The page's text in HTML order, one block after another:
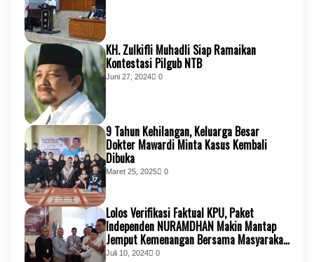
KH. Zulkifli Muhadli Siap Ramaikan
Kontestasi Pilgub NTB
Juni 27, 2024 0
9 Tahun Kehilangan, Keluarga Besar
Dokter Mawardi Minta Kasus Kembali
Dibuka
Maret 25, 2025 0
Lolos Verifikasi Faktual KPU, Paket
Independen NURAMDHAN Makin Mantap
Jemput Kemenangan Bersama Masyarakat
KSB
Juli 10, 2024 0